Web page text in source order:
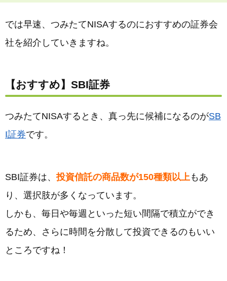
では早速、つみたてNISAするのにおすすめの証券会
社を紹介していきますね。
【おすすめ】SBI証券
つみたてNISAするとき、真っ先に候補になるのがSB
I証券です。
SBI証券は、投資信託の商品数が150種類以上もあ
り、選択肢が多くなっています。
しかも、毎日や毎週といった短い間隔で積立ができ
るため、さらに時間を分散して投資できるのもいい
ところですね！